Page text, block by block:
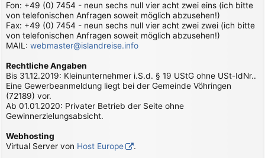
Fon: +49 (0) 7454 - neun sechs null vier acht zwei eins (ich bitte
von telefonischen Anfragen soweit möglich abzusehen!)
Fax: +49 (0) 7454 - neun sechs null vier acht zwei zwei (ich bitte
von telefonischen Anfragen soweit möglich abzusehen!)
MAIL: webmaster@islandreise.info
Rechtliche Angaben
Bis 31.12.2019: Kleinunternehmer i.S.d. § 19 UStG ohne USt-IdNr..
Eine Gewerbeanmeldung liegt bei der Gemeinde Vöhringen
(72189) vor.
Ab 01.01.2020: Privater Betrieb der Seite ohne
Gewinnerzielungsabsicht.
Webhosting
Virtual Server von Host Europe .